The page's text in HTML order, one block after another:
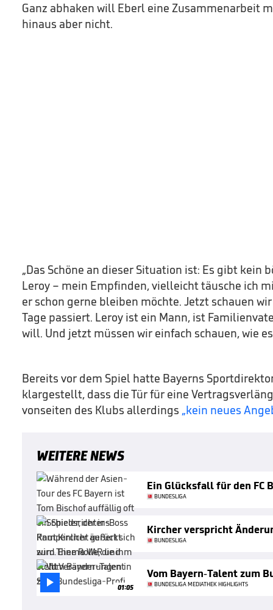
Ganz abhaken will Eberl eine Zusammenarbeit
hinaus aber nicht.
„Das Schöne an dieser Situation ist: Es gibt kein
Leroy – mein Empfinden, vielleicht täusche ich
er schon gerne bleiben möchte. Jetzt schauen
Tage passiert. Leroy ist ein Mann, ist
will. Und jetzt müssen wir einfach schauen, wie
Bereits vor dem Spiel hatte Bayerns
klargestellt, dass die Tür für eine
vonseiten des Klubs allerdings „kein neues
WEITERE NEWS
Ein Glücksfall für den FC
BUNDESLIGA
Kircher verspricht
BUNDESLIGA
 01:05
Vom Bayern-Talent zum
BUNDESLIGA MEDIATHEK HIGHLIGHTS